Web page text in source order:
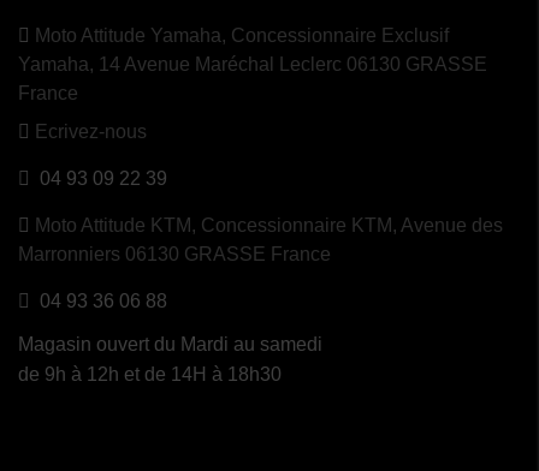
Moto Attitude Yamaha, Concessionnaire Exclusif
Yamaha, 14 Avenue Maréchal Leclerc 06130 GRASSE
France
Ecrivez-nous
04 93 09 22 39
Moto Attitude KTM, Concessionnaire KTM, Avenue des
Marronniers 06130 GRASSE France
04 93 36 06 88
Magasin ouvert du Mardi au samedi
de 9h à 12h et de 14H à 18h30